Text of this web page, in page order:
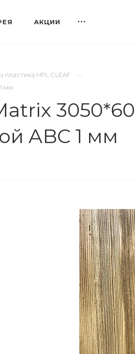
АКЦИИ
HPL CLEAF
мм
ABC 1 мм